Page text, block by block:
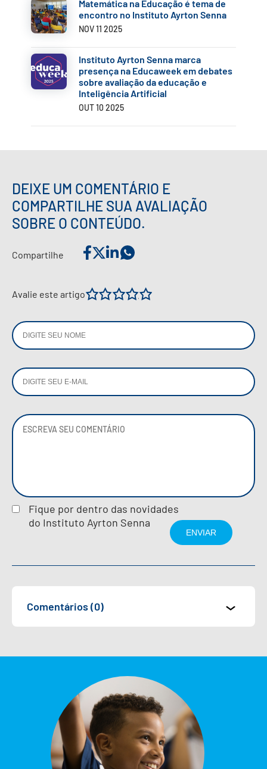
Matemática na Educação é tema de
encontro no Instituto Ayrton Senna
NOV 11 2025
Instituto Ayrton Senna marca
presença na Educaweek em debates
sobre avaliação da educação e
Inteligência Artificial
OUT 10 2025
DEIXE UM COMENTÁRIO E
COMPARTILHE SUA AVALIAÇÃO
SOBRE O CONTEÚDO.
Compartilhe
Avalie este artigo 5
4
3
2
1
Fique por dentro das novidades
do Instituto Ayrton Senna
Comentários (0)